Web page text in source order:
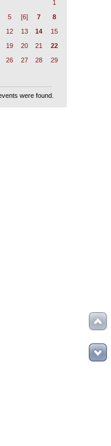
1
5 [6] 7
8
12 13 14
15
19 20 21
22
26 27 28
29
were found.